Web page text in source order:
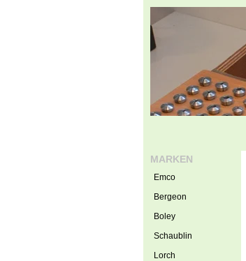
MARKEN
Emco
Bergeon
Boley
Schaublin
Lorch